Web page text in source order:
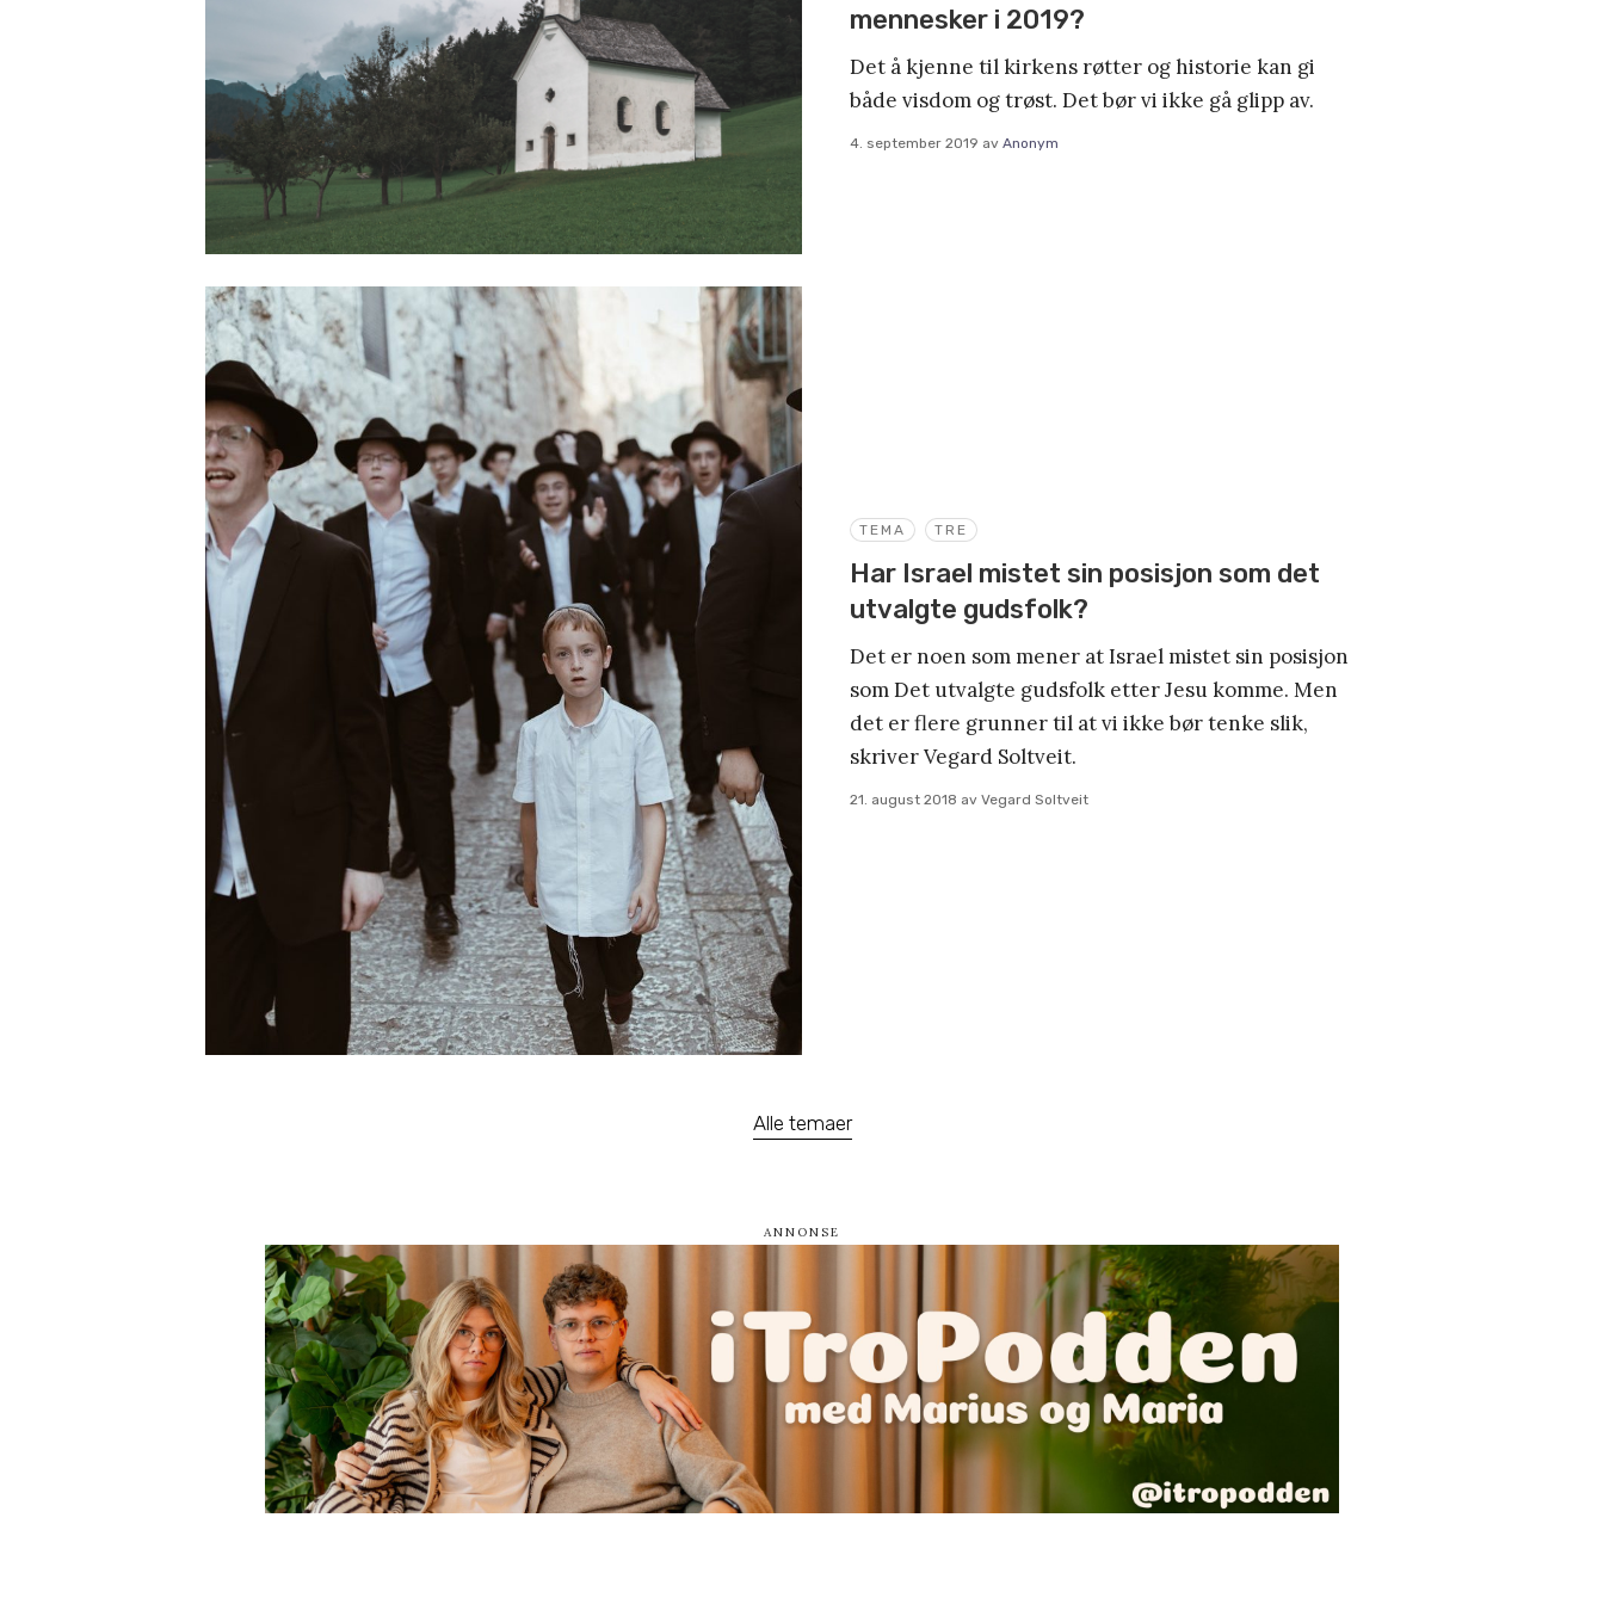
mennesker i 2019?
Det å kjenne til kirkens røtter og historie kan gi
både visdom og trøst. Det bør vi ikke gå glipp av.
4. september 2019 av Anonym
TEMA TRE
Har Israel mistet sin posisjon som det
utvalgte gudsfolk?
Det er noen som mener at Israel mistet sin posisjon
som Det utvalgte gudsfolk etter Jesu komme. Men
det er flere grunner til at vi ikke bør tenke slik,
skriver Vegard Soltveit.
21. august 2018 av Vegard Soltveit
Alle temaer